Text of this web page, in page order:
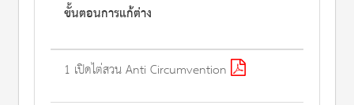
ขั้นตอนการแก้ต่าง
1 เปิดไต่สวน Anti Circumvention